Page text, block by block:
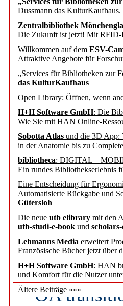
Dussmann das KulturKaufhaus.
Zentralbibliothek
Die Zukunft ist jetzt! Mit RFID-
Willkommen auf dem ESV-
Attraktive Angebote für
„Services für Bibliotheken zur
das KulturKaufhaus
Open Library: Öffnen, wenn
H+H Software GmbH: Die
Wie Sie mit HAN Online-
Sobotta Atlas und die 3D App:
in der Anatomie bis zu
bibliotheca: DIGITAL –
Ein rundes Bibliothekserlebnis
Eine Entscheidung für
Automatisierte Rückgabe und
Gütersloh
Die neue utb elibrary mit den
utb-studi-e-book und
Lehmanns Media erweitert
Französische Bücher jetzt über
H+H Software GmbH: HAN
und Komfort für die Nutzer
Ältere Beiträge »»»
Künstliche
besser zu
des BIÖG
jedem
DFG setzt
FAIRmat
Bayerns
Fifth Open
OA